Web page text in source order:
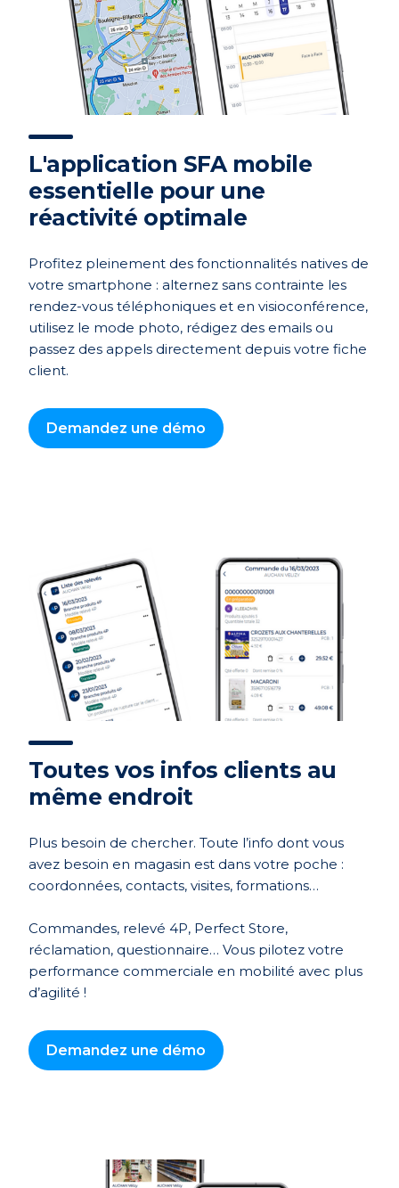
L'application SFA mobile
essentielle pour une
réactivité optimale
Profitez pleinement des fonctionnalités natives de
votre smartphone : alternez sans contrainte les
rendez-vous téléphoniques et en visioconférence,
utilisez le mode photo, rédigez des emails ou
passez des appels directement depuis votre fiche
client.
Demandez une démo
Toutes vos infos clients au
même endroit
Plus besoin de chercher. Toute l’info dont vous
avez besoin en magasin est dans votre poche :
coordonnées, contacts, visites, formations…
Commandes, relevé 4P, Perfect Store,
réclamation, questionnaire… Vous pilotez votre
performance commerciale en mobilité avec plus
d’agilité !
Demandez une démo